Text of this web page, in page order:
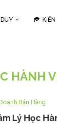
HÀNH
Bán Hàng
Lý Học